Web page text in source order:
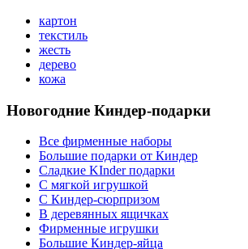
картон
текстиль
жесть
дерево
кожа
Новогодние Киндер-подарки
Все фирменные наборы
Большие подарки от Киндер
Сладкие KInder подарки
С мягкой игрушкой
С Киндер-сюрпризом
В деревянных ящичках
Фирменные игрушки
Большие Киндер-яйца